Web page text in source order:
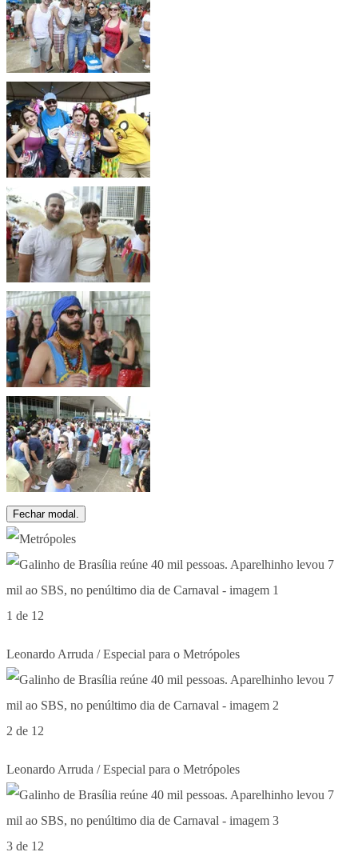
Fechar modal.
1 de 12
Leonardo Arruda / Especial para o Metrópoles
2 de 12
Leonardo Arruda / Especial para o Metrópoles
3 de 12